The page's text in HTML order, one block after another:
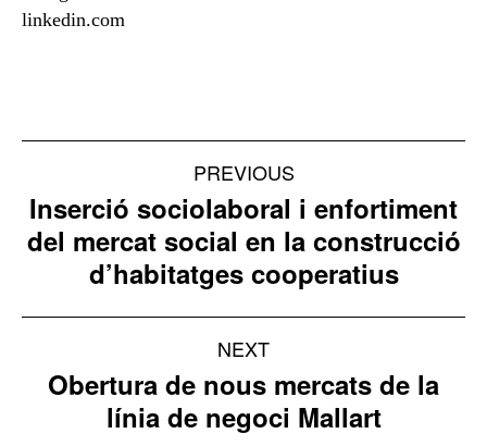
linkedin.com
Project
navigation
PREVIOUS
Previous
project:
Inserció sociolaboral i enfortiment
del mercat social en la construcció
d’habitatges cooperatius
NEXT
Next
project:
Obertura de nous mercats de la
línia de negoci Mallart